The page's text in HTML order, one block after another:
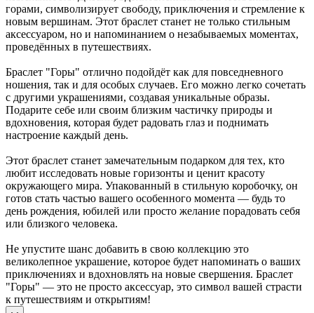
горами, символизирует свободу, приключения и стремление к
новым вершинам. Этот браслет станет не только стильным
аксессуаром, но и напоминанием о незабываемых моментах,
проведённых в путешествиях.
Браслет "Горы" отлично подойдёт как для повседневного
ношения, так и для особых случаев. Его можно легко сочетать
с другими украшениями, создавая уникальные образы.
Подарите себе или своим близким частичку природы и
вдохновения, которая будет радовать глаз и поднимать
настроение каждый день.
Этот браслет станет замечательным подарком для тех, кто
любит исследовать новые горизонты и ценит красоту
окружающего мира. Упакованный в стильную коробочку, он
готов стать частью вашего особенного момента — будь то
день рождения, юбилей или просто желание порадовать себя
или близкого человека.
Не упустите шанс добавить в свою коллекцию это
великолепное украшение, которое будет напоминать о ваших
приключениях и вдохновлять на новые свершения. Браслет
"Горы" — это не просто аксессуар, это символ вашей страсти
к путешествиям и открытиям!